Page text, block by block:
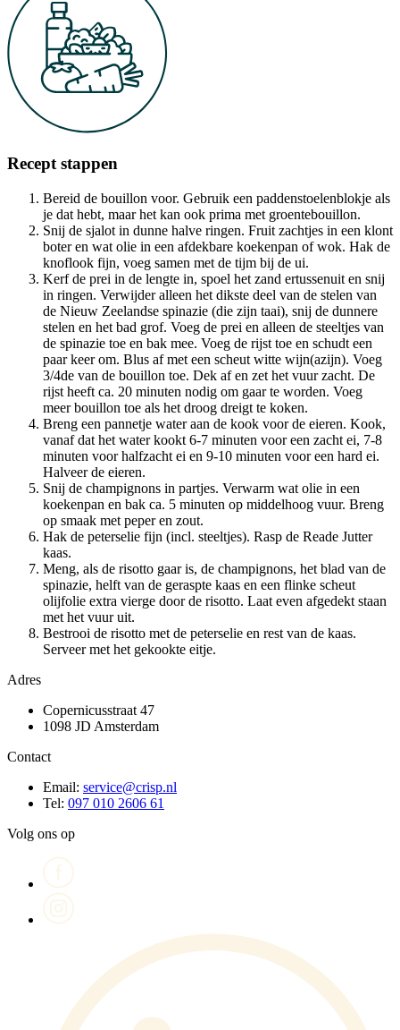
Recept stappen
Bereid de bouillon voor. Gebruik een paddenstoelenblokje als
je dat hebt, maar het kan ook prima met groentebouillon.
Snij de sjalot in dunne halve ringen. Fruit zachtjes in een klont
boter en wat olie in een afdekbare koekenpan of wok. Hak de
knoflook fijn, voeg samen met de tijm bij de ui.
Kerf de prei in de lengte in, spoel het zand ertussenuit en snij
in ringen. Verwijder alleen het dikste deel van de stelen van
de Nieuw Zeelandse spinazie (die zijn taai), snij de dunnere
stelen en het bad grof. Voeg de prei en alleen de steeltjes van
de spinazie toe en bak mee. Voeg de rijst toe en schudt een
paar keer om. Blus af met een scheut witte wijn(azijn). Voeg
3/4de van de bouillon toe. Dek af en zet het vuur zacht. De
rijst heeft ca. 20 minuten nodig om gaar te worden. Voeg
meer bouillon toe als het droog dreigt te koken.
Breng een pannetje water aan de kook voor de eieren. Kook,
vanaf dat het water kookt 6-7 minuten voor een zacht ei, 7-8
minuten voor halfzacht ei en 9-10 minuten voor een hard ei.
Halveer de eieren.
Snij de champignons in partjes. Verwarm wat olie in een
koekenpan en bak ca. 5 minuten op middelhoog vuur. Breng
op smaak met peper en zout.
Hak de peterselie fijn (incl. steeltjes). Rasp de Reade Jutter
kaas.
Meng, als de risotto gaar is, de champignons, het blad van de
spinazie, helft van de geraspte kaas en een flinke scheut
olijfolie extra vierge door de risotto. Laat even afgedekt staan
met het vuur uit.
Bestrooi de risotto met de peterselie en rest van de kaas.
Serveer met het gekookte eitje.
Adres
Copernicusstraat 47
1098 JD Amsterdam
Contact
Email: service@crisp.nl
Tel: 097 010 2606 61
Volg ons op